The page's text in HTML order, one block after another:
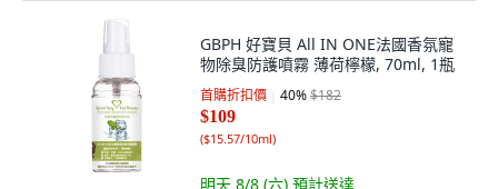
GBPH 好寶貝 All IN ONE法國香氛寵
物除臭防護噴霧 薄荷檸檬, 70ml, 1瓶
首購折扣價 40%$182
$109
($15.57/10ml)
明天 8/8 (六) 預計送達